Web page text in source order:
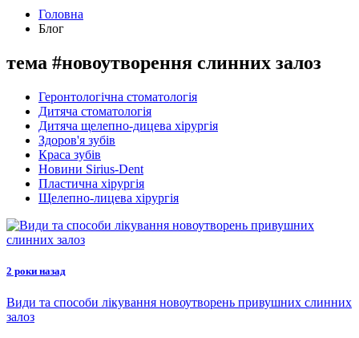
Головна
Блог
тема #новоутворення слинних залоз
Геронтологічна стоматологія
Дитяча стоматологія
Дитяча щелепно-дицева хірургія
Здоров'я зубів
Краса зубів
Новини Sirius-Dent
Пластична хірургія
Щелепно-лицева хірургія
2 роки назад
Види та способи лікування новоутворень привушних слинних
залоз